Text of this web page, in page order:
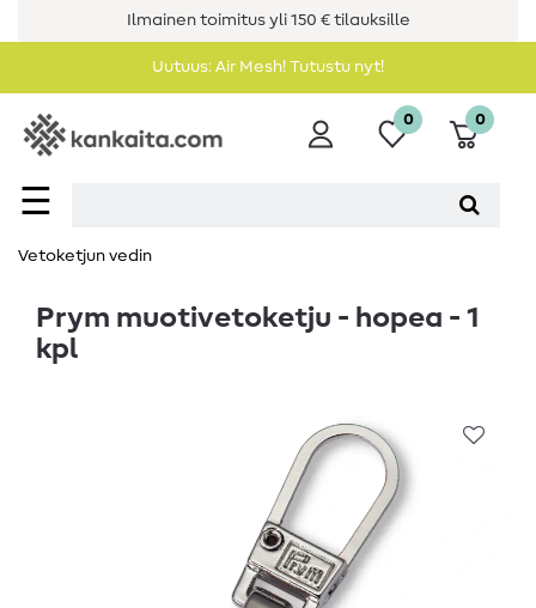
Ilmainen toimitus yli 150 € tilauksille
Uutuus: Air Mesh! Tutustu nyt!
☰
0 0
Vetoketjun vedin
Prym muotivetoketju - hopea - 1
kpl